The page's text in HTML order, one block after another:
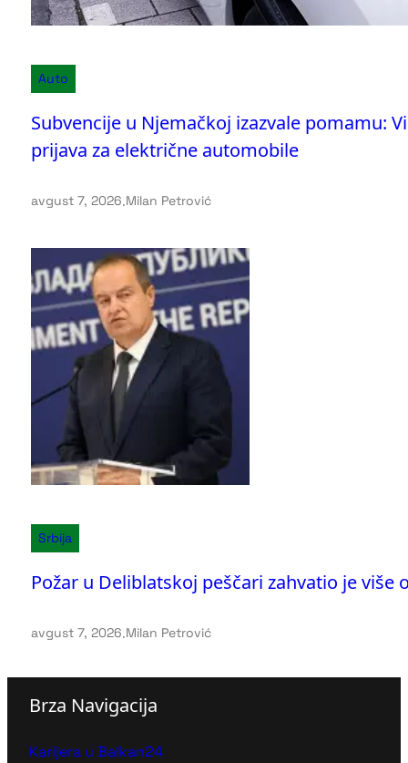
Auto
Subvencije u Njemačkoj izazvale pomamu:
prijava za električne automobile
avgust 7, 2026.Milan Petrović
Srbija
Požar u Deliblatskoj peščari zahvatio je više
avgust 7, 2026.Milan Petrović
Brza Navigacija
Karijera u Balkan24